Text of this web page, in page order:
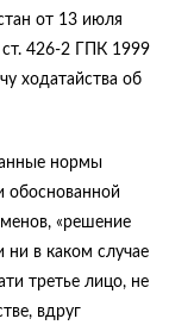
от 13 июля
426-2 ГПК 1999
ходатайства об
нормы
обоснованной
«решение
ни в каком случае
третье лицо, не
вдруг